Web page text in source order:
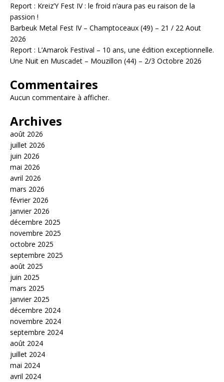
Report : Kreiz’Y Fest IV : le froid n’aura pas eu raison de la
passion !
Barbeuk Metal Fest IV – Champtoceaux (49) – 21 / 22 Aout
2026
Report : L’Amarok Festival – 10 ans, une édition exceptionnelle.
Une Nuit en Muscadet – Mouzillon (44) – 2/3 Octobre 2026
Commentaires
Aucun commentaire à afficher.
Archives
août 2026
juillet 2026
juin 2026
mai 2026
avril 2026
mars 2026
février 2026
janvier 2026
décembre 2025
novembre 2025
octobre 2025
septembre 2025
août 2025
juin 2025
mars 2025
janvier 2025
décembre 2024
novembre 2024
septembre 2024
août 2024
juillet 2024
mai 2024
avril 2024